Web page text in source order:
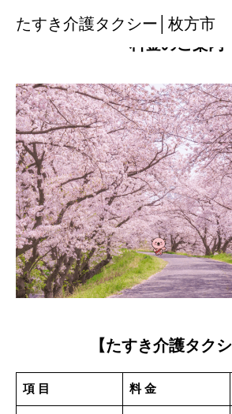
たすき介護タクシー│枚方市
料金のご案内
【たすき介護タクシ
項 目 料 金
たすき介護タクシー│枚方市
08085017013
チ ラ シ
搬 送 機 材
空港送迎サービス
保 険 外 サ ー ビ ス
各関係機関の方へ
たすきについて